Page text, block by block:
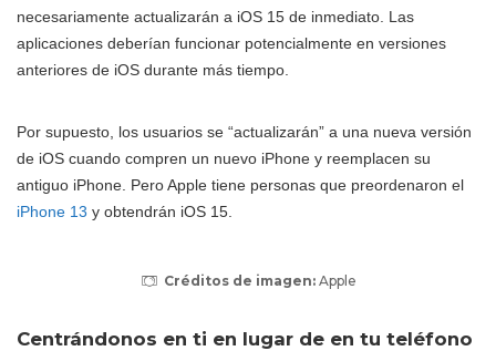
necesariamente actualizarán a iOS 15 de inmediato. Las
aplicaciones deberían funcionar potencialmente en versiones
anteriores de iOS durante más tiempo.
Por supuesto, los usuarios se “actualizarán” a una nueva versión
de iOS cuando compren un nuevo iPhone y reemplacen su
antiguo iPhone. Pero Apple tiene personas que preordenaron el
iPhone 13 y obtendrán iOS 15.
Créditos de imagen:Apple
Centrándonos en ti en lugar de en tu teléfono